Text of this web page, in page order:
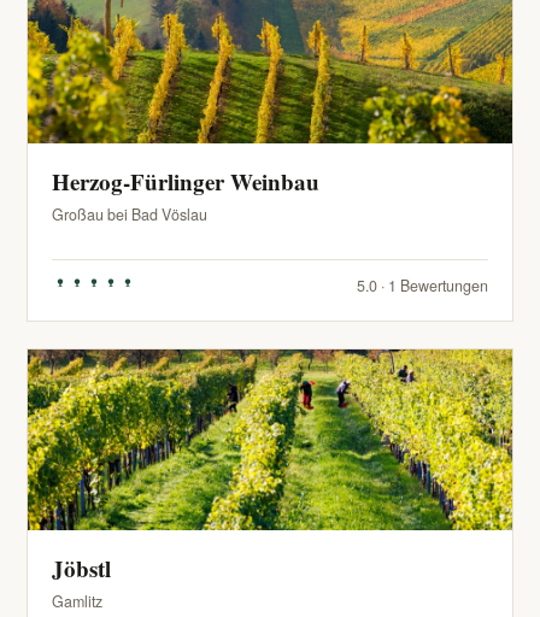
Herzog-Fürlinger Weinbau
Großau bei Bad Vöslau
5.0 · 1 Bewertungen
Jöbstl
Gamlitz